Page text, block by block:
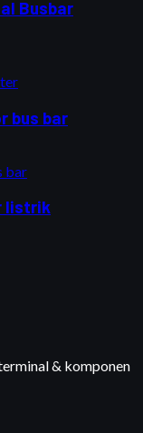
Busbar
bus bar
listrik
& komponen